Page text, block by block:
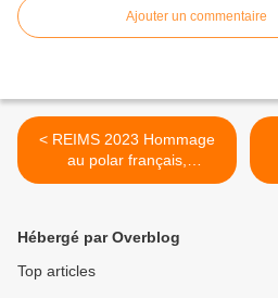
Ajouter un commentaire
< REIMS 2023 Hommage
au polar français,
rencontres… La
Hébergé par Overblog
Top articles